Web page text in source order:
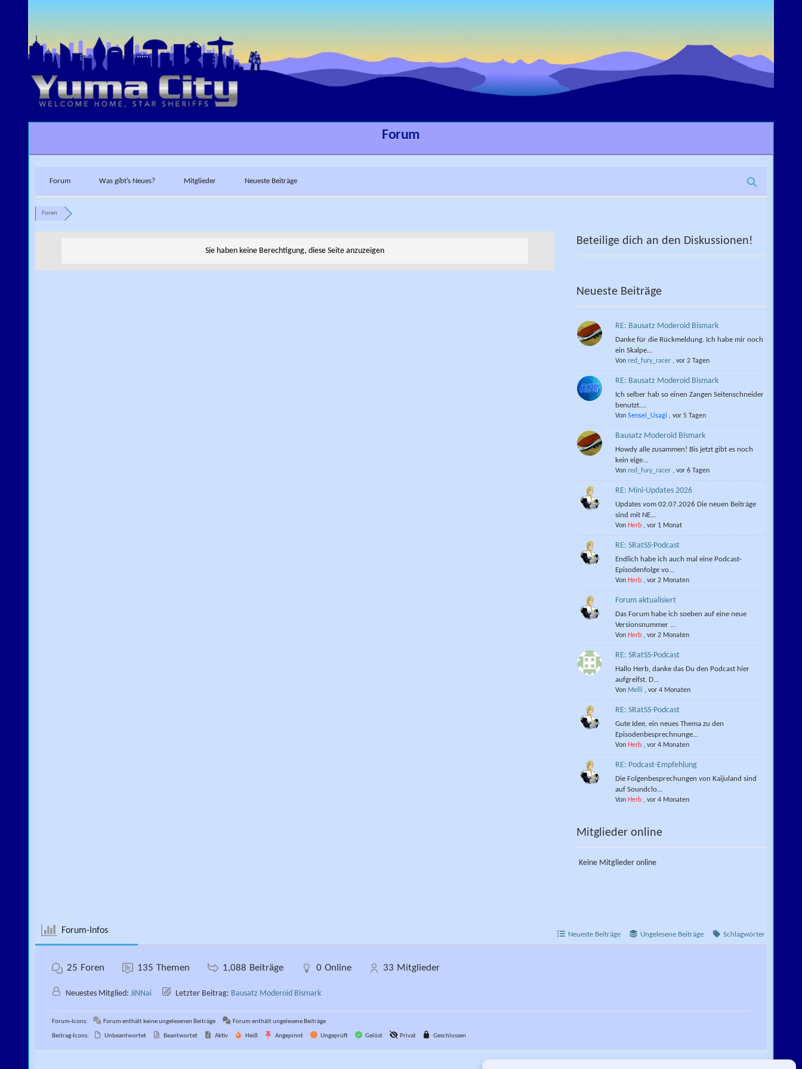
Forum
Forum Was gibt’s Neues? Mitglieder Neueste Beiträge
Foren
Sie haben keine Berechtigung, diese Seite anzuzeigen
Beteilige dich an den Diskussionen!
Neueste Beiträge
RE: Bausatz Moderoid Bismark
Danke für die Rückmeldung. Ich habe mir noch
ein Skalpe...
Von red_fury_racer, vor 2 Tagen
RE: Bausatz Moderoid Bismark
Ich selber hab so einen Zangen Seitenschneider
benutzt....
Von Sensei_Usagi , vor 5 Tagen
Bausatz Moderoid Bismark
Howdy alle zusammen! Bis jetzt gibt es noch
kein eige...
Von red_fury_racer, vor 6 Tagen
RE: Mini-Updates 2026
Updates vom 02.07.2026 Die neuen Beiträge
sind mit NE...
Von Herb, vor 1 Monat
RE: SRatSS-Podcast
Endlich habe ich auch mal eine Podcast-
Episodenfolge vo...
Von Herb, vor 2 Monaten
Forum aktualisiert
Das Forum habe ich soeben auf eine neue
Versionsnummer ...
Von Herb, vor 2 Monaten
RE: SRatSS-Podcast
Hallo Herb, danke das Du den Podcast hier
aufgreifst. D...
Von Melli , vor 4 Monaten
RE: SRatSS-Podcast
Gute Idee, ein neues Thema zu den
Episodenbesprechnunge...
Von Herb, vor 4 Monaten
RE: Podcast-Empfehlung
Die Folgenbesprechungen von Kaijuland sind
auf Soundclo...
Von Herb, vor 4 Monaten
Mitglieder online
Keine Mitglieder online
Forum-Infos Neueste Beiträge Ungelesene Beiträge Schlagwörter
25 Foren 135 Themen 1,088 Beiträge 0 Online 33 Mitglieder
Neuestes Mitglied: JiNNai Letzter Beitrag: Bausatz Moderoid Bismark
Forum-Icons: Forum enthält keine ungelesenen Beiträge Forum enthält ungelesene Beiträge
Beitrag-Icons: Unbeantwortet Beantwortet Aktiv Heiß Angepinnt Ungeprüft Gelöst Privat Geschlossen